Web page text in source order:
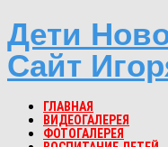
Дети
Сайт
ГЛАВНАЯ
ВИДЕОГАЛЕРЕЯ
ФОТОГАЛЕРЕЯ